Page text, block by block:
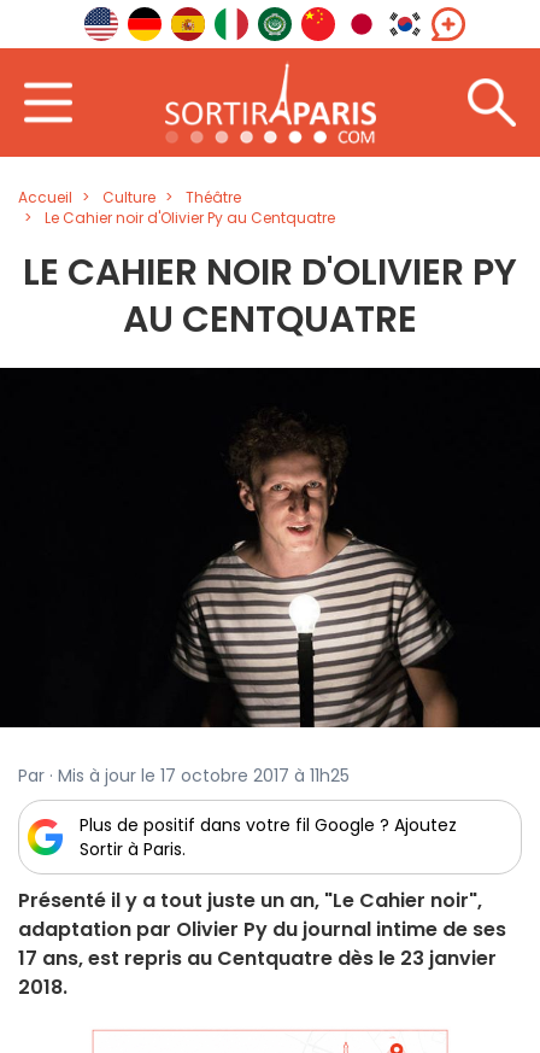
Accueil Culture
Théâtre
Le Cahier noir d'Olivier Py au Centquatre
LE CAHIER NOIR D'OLIVIER PY
AU CENTQUATRE
Par · Mis à jour le 17 octobre 2017 à 11h25
Plus de positif dans votre fil Google ? Ajoutez
Sortir à Paris.
Présenté il y a tout juste un an, "Le Cahier noir",
adaptation par Olivier Py du journal intime de ses
17 ans, est repris au Centquatre dès le 23 janvier
2018.